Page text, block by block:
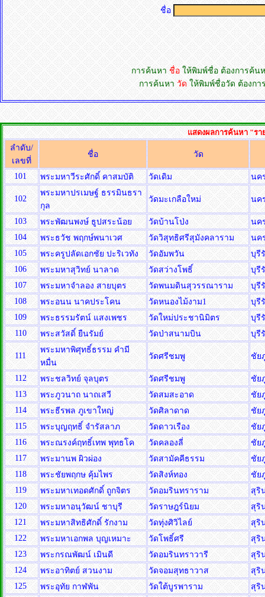
ชื่อ
การค้นหา ชื่อ ให้พิมพ์ชื่อ ต้องการค้น
การค้นหา วัด ให้พิมพ์ชื่อวัด ต้องก
แสดงผลการค้นหา "ร
ลำดับ/
เลขที่
ชื่อ วัด
101 พระมหาวีระศักดิ์ คาสมบัติ วัดเดิม นค
102
พระมหาปรเมษฐ์ ธรรมินธรา
กุล
วัดมะเกลือใหม่ นค
103 พระพัฒนพงษ์ ธูปสระน้อย วัดบ้านโป่ง
นค
104
พระธวัช พฤกษ์พนาเวศ วัดวิสุทธิศรีสุมังคลาราม
นค
105
พระครูปลัดเอกชัย ปะริเวทัง วัดอัมพวัน
บุรี
106
พระมหาสุวิทย์ นาลาด วัดสว่างโพธิ์
บุรี
107
พระมหาจำลอง สายบุตร วัดพนมดินสุวรรณาราม
บุรี
108
พระอนน นาคประโคน วัดหนองไม้งาม1
บุรี
109
พระธรรมรัตน์ แสงเพชร วัดใหม่ประชานิมิตร
บุรี
110
พระสวัสดิ์ ยืนรัมย์ วัดป่าสนามบิน บุรี
111
พระมหาพิศุทธิ์ธรรม คำมี
หมื่น
วัดศรีชมพู ชัย
112 พระชลวิทย์ จุลบุตร วัดศรีชมพู
ชัย
113
พระภูวนาถ นาถเสวี วัดสมสะอาด
ชัย
114
พระธีรพล ภูเขาใหญ่ วัดศิลาดาด
ชัย
115
พระบุญฤทธิ์ จำรัสลาภ วัดดาวเรือง
ชัย
116
พระณรงค์ฤทธิ์เทพ พุทธโค วัดคลองลี่
ชัย
117
พระมานพ ผิวผ่อง วัดสามัคคีธรรม
ชัย
118
พระชัยพฤกษ คุ้มไพร วัดสิงห์ทอง
ชัย
119
พระมหาเทอดศักดิ์ ถูกจิตร วัดอมรินทราราม
สุริ
120
พระมหาอนุวัฒน์ ชาบุรี วัดราษฎร์นิยม
สุริ
121
พระมหาสิทธิศักดิ์ รักงาม วัดทุ่งศิวิไลย์
สุริ
122
พระมหาเอกพล บุญเหมาะ วัดโพธิ์ศรี
สุริ
123
พระกรณพัฒน์ เมินดี วัดอมรินทราวารี
สุริ
124
พระอาทิตย์ สวนงาม วัดจอมสุทธาวาส
สุริ
125
พระอุทัย กาฬพัน วัดใต้บูรพาราม
สุริ